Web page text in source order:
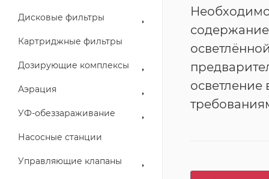
Дисковые фильтры
Картриджные фильтры
Дозирующие комплексы
Аэрация
УФ-обеззараживание
Насосные станции
Управляющие клапаны
осветление